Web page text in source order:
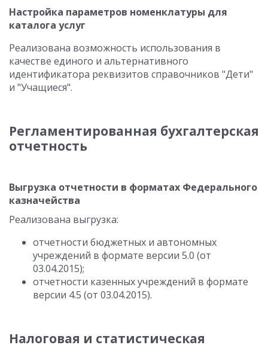
Настройка параметров номенклатуры для
каталога услуг
Реализована возможность использования в
качестве единого и альтернативного
идентификатора реквизитов справочников "Дети"
и "Учащиеся".
Регламентированная бухгалтерская
отчетность
Выгрузка отчетности в форматах Федерального
казначейства
Реализована выгрузка:
отчетности бюджетных и автономных
учреждений в формате версии 5.0 (от
03.04.2015);
отчетности казенных учреждений в формате
версии 4.5 (от 03.04.2015).
Налоговая и статистическая